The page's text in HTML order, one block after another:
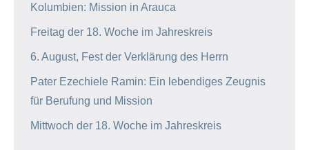
Kolumbien: Mission in Arauca
Freitag der 18. Woche im Jahreskreis
6. August, Fest der Verklärung des Herrn
Pater Ezechiele Ramin: Ein lebendiges Zeugnis
für Berufung und Mission
Mittwoch der 18. Woche im Jahreskreis